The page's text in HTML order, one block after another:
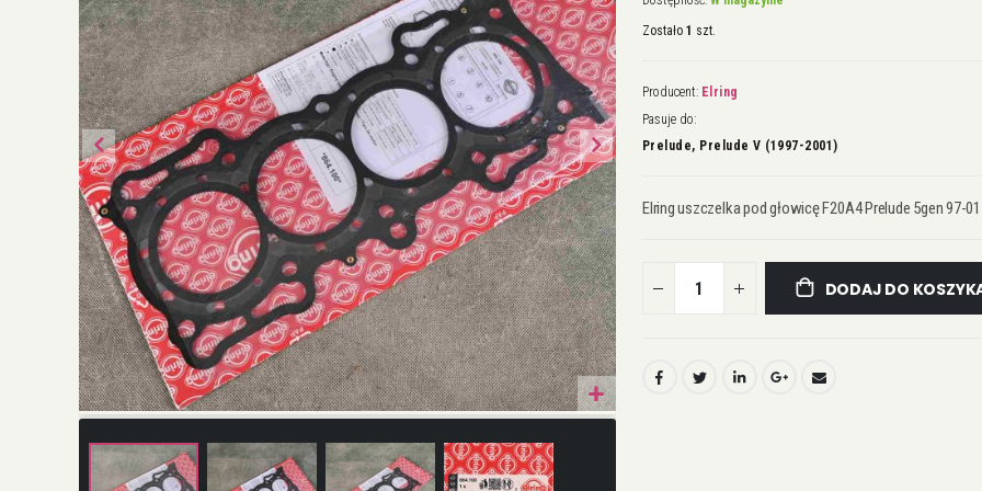
Zostało 1 szt.
Producent: Elring
Pasuje do:
Prelude, Prelude V (1997-2001)
Elring uszczelka pod głowicę F20A4 Prelude 5gen 97-01
DODAJ DO